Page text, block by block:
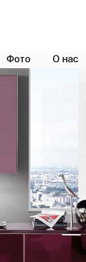
Фото О нас